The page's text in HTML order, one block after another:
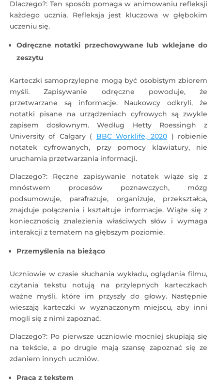
Dlaczego?: Ten sposób pomaga w animowaniu refleksji
każdego ucznia. Refleksja jest kluczowa w głębokim
uczeniu się.
Odręczne notatki przechowywane lub wklejane do
zeszytu
Karteczki samoprzylepne mogą być osobistym zbiorem
myśli. Zapisywanie odręczne powoduje, że
przetwarzane są informacje. Naukowcy odkryli, że
notatki pisane na urządzeniach cyfrowych są zwykle
zapisem dosłownym. Według Hetty Roessingh z
University of Calgary ( BBC Worklife, 2020 ) robienie
notatek cyfrowanych, przy pomocy klawiatury, nie
uruchamia przetwarzania informacji.
Dlaczego?: Ręczne zapisywanie notatek wiąże się z
mnóstwem procesów poznawczych, mózg
podsumowuje, parafrazuje, organizuje, przekształca,
znajduje połączenia i kształtuje informacje. Wiąże się z
koniecznością znalezienia właściwych słów i wymaga
interakcji z tematem na głębszym poziomie.
Przemyślenia na bieżąco
Uczniowie w czasie słuchania wykładu, oglądania filmu,
czytania tekstu notują na przylepnych karteczkach
ważne myśli, które im przyszły do głowy. Następnie
wieszają karteczki w wyznaczonym miejscu, aby inni
mogli się z nimi zapoznać.
Dlaczego?: Po pierwsze uczniowie mocniej skupiają się
na tekście, a po drugie mają szansę zapoznać się ze
zdaniem innych uczniów.
Praca z tekstem